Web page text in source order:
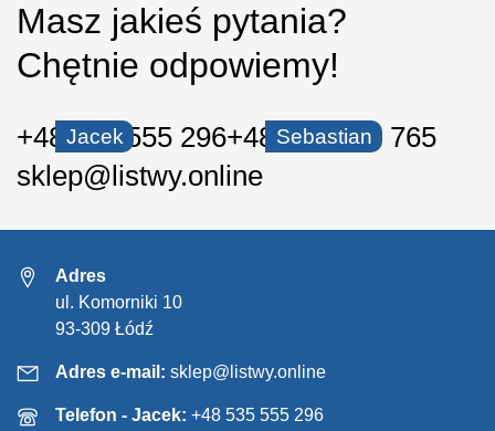
Masz jakieś pytania?
Chętnie odpowiemy!
Jacek
+48 535 555 296 Sebastian
+48 530 550 765
sklep@listwy.online
Adres
ul. Komorniki 10
93-309 Łódź
Adres e-mail: sklep@listwy.online
Telefon - Jacek: +48 535 555 296